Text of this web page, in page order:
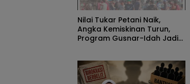
Nilai Tukar Petani Naik,
Angka Kemiskinan Turun,
Program Gusnar-Idah Jadi